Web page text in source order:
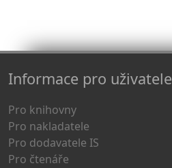
Informace pro uživatele
Pro knihovny
Pro nakladatele
Pro dodavatele IS
Pro čtenáře